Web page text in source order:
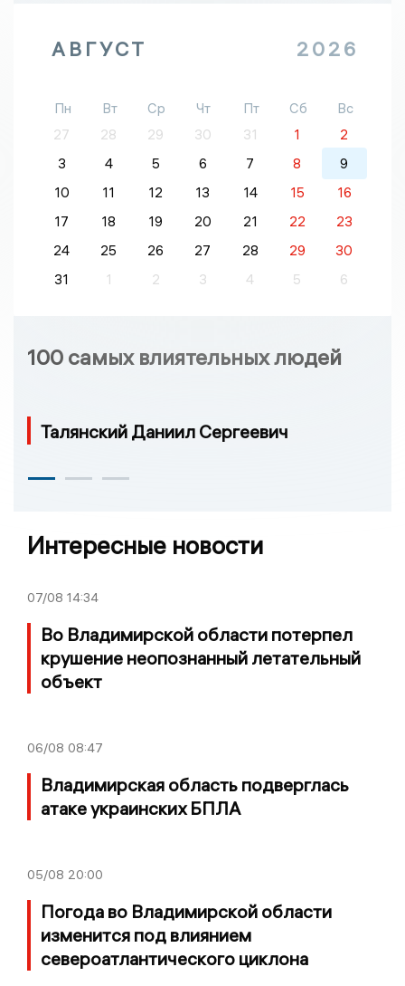
АВГУСТ 2026
Пн Вт Ср Чт Пт Сб
Вс
27
28 29 30 31 1
2
3
4 5 6 7 8
9
10
11 12 13 14 15
16
17
18 19 20 21 22
23
24
25 26 27 28 29
30
31
1 2 3 4 5 6
100 самых влиятельных людей
Талянский Даниил Сергеевич
Интересные новости
07/08 14:34
Во Владимирской области потерпел
крушение неопознанный летательный
объект
06/08 08:47
Владимирская область подверглась
атаке украинских БПЛА
05/08 20:00
Погода во Владимирской области
изменится под влиянием
североатлантического циклона